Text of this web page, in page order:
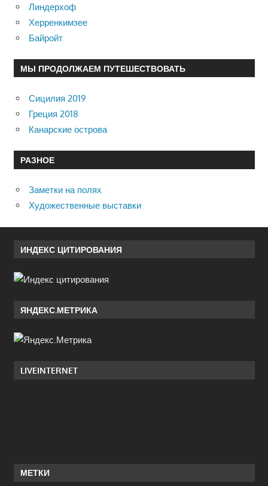
Линдерхоф
Херренкимзее
Байройт
МЫ ПРОДОЛЖАЕМ ПУТЕШЕСТВОВАТЬ
Сицилия 2019
Греция 2018
Канарские острова
РАЗНОЕ
Заметки на полях
Художественные выставки
ИНДЕКС ЦИТИРОВАНИЯ
ЯНДЕКС.МЕТРИКА
LIVEINTERNET
МЕТКИ